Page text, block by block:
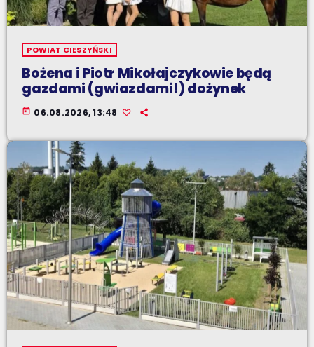
POWIAT CIESZYŃSKI
Bożena i Piotr Mikołajczykowie będą
gazdami (gwiazdami!) dożynek
today 06.08.2026, 13:48